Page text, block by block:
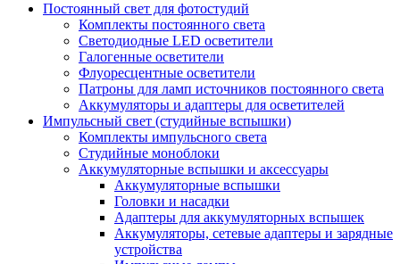
Постоянный свет для фотостудий
Комплекты постоянного света
Светодиодные LED осветители
Галогенные осветители
Флуоресцентные осветители
Патроны для ламп источников постоянного света
Аккумуляторы и адаптеры для осветителей
Импульсный свет (студийные вспышки)
Комплекты импульсного света
Студийные моноблоки
Аккумуляторные вспышки и аксессуары
Аккумуляторные вспышки
Головки и насадки
Адаптеры для аккумуляторных вспышек
Аккумуляторы, сетевые адаптеры и зарядные
устройства